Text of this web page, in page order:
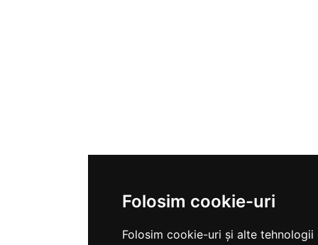
Folosim cookie-uri
Folosim cookie-uri și alte tehnologii